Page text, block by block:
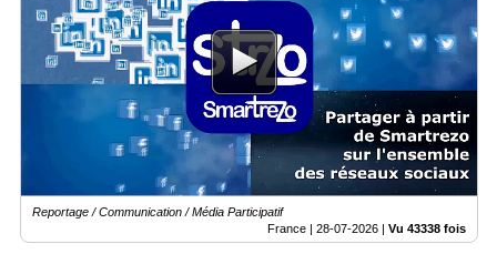
Gazette
Vidéos
Inscription
Reportage / Communication / Média Participatif
France | 28-07-2026 Vu 43338 fois